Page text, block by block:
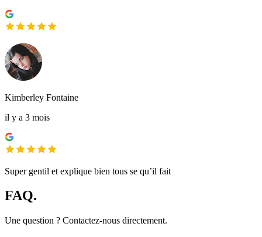
Kimberley Fontaine
il y a 3 mois
Super gentil et explique bien tous se qu’il fait
FAQ.
Une question ? Contactez-nous directement.